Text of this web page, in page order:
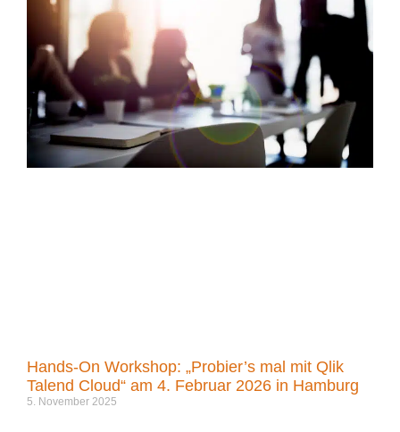
Hands-On Workshop: „Probier’s mal mit Qlik
Talend Cloud“ am 4. Februar 2026 in Hamburg
5. November 2025